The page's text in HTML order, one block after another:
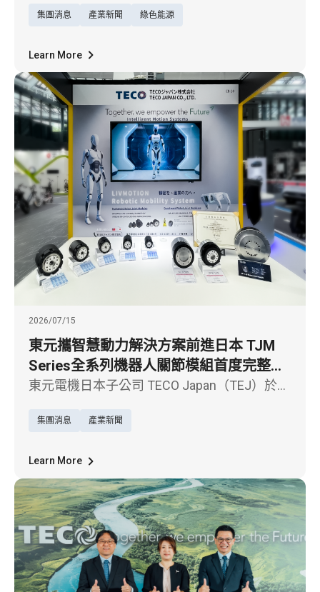
要里程碑。
集團消息 產業新聞 綠色能源
Learn More
2026/07/15
東元攜智慧動力解決方案前進日本 TJM
Series全系列機器人關節模組首度完整亮
相
東元電機日本子公司 TECO Japan（TEJ）於7
象展」
集團消息 產業新聞
Learn More